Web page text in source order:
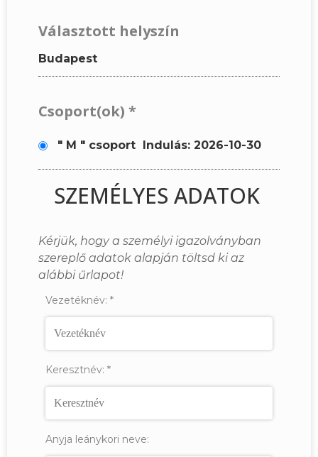
Választott helyszín
Budapest
Csoport(ok) *
" M " csoport Indulás: 2026-10-30
SZEMÉLYES ADATOK
Kérjük, hogy a személyi igazolványban
szereplő adatok alapján töltsd ki az
alábbi űrlapot!
Vezetéknév: *
Keresztnév: *
Anyja leánykori neve: